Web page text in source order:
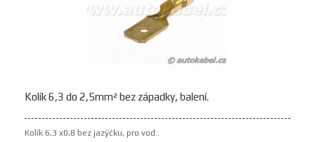
Kolík 6,3 do 2,5mm² bez západky, balení.
Kolík 6,3 x0,8 bez jazýčku, pro vod..